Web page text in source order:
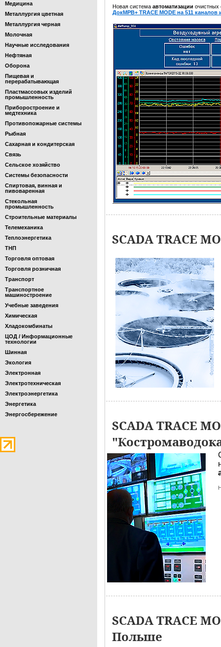
Медицина
Металлургия цветная
Металлургия черная
Молочная
Научные исследования
Нефтяная
Оборона
Пищевая и
перерабатывающая
Пластмассовых изделий
промышленность
Приборостроение и
медтехника
Противопожарные системы
Рыбная
Сахарная и кондитерская
Связь
Сельское хозяйство
Системы безопасности
Спиртовая, винная и
пивоваренная
Стекольная
промышленность
Строительные материалы
Телемеханика
Теплоэнергетика
ТНП
Торговля оптовая
Торговля розничная
Транспорт
Транспортное
машиностроение
Учебные заведения
Химическая
Хладокомбинаты
ЦОД / Информационные
технологии
Шинная
Экология
Электронная
Электротехническая
Электроэнергетика
Энергетика
Энергосбережение
Новая система автоматизации очистных
ДокМРВ+ TRACE MODE на 511
SCADA TRACE
SCADA TRACE
SCADA TRACE
Польше